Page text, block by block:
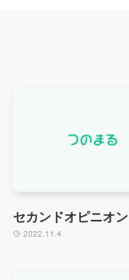
セカンドオピニオン
2022.11.4